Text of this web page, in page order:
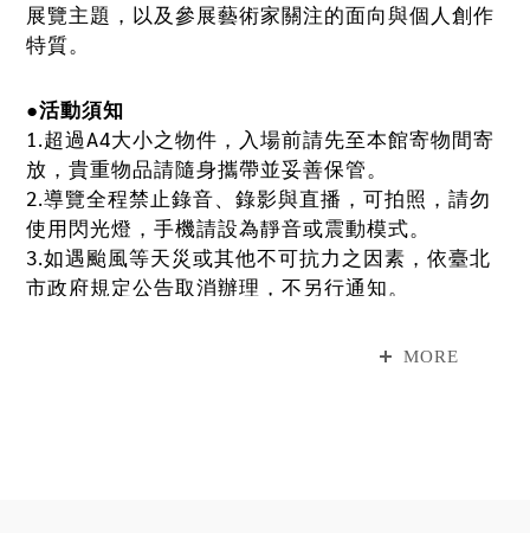
展覽主題，以及參展藝術家關注的面向與個人創作
特質。
●活動須知
1.超過A4大小之物件，入場前請先至本館寄物間寄
放，貴重物品請隨身攜帶並妥善保管。
2.導覽全程禁止錄音、錄影與直播，可拍照，請勿
使用閃光燈，手機請設為靜音或震動模式。
3.如遇颱風等天災或其他不可抗力之因素，依臺北
市政府規定公告取消辦理，不另行通知。
取消或改以其他方式辦理，將於本館官網與FB另行
MORE